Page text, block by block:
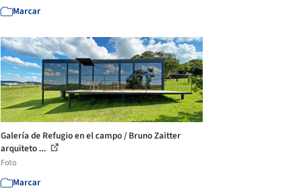
Marcar
Galería de Refugio en el campo / Bruno Zaitter
arquiteto ...
Foto
Marcar